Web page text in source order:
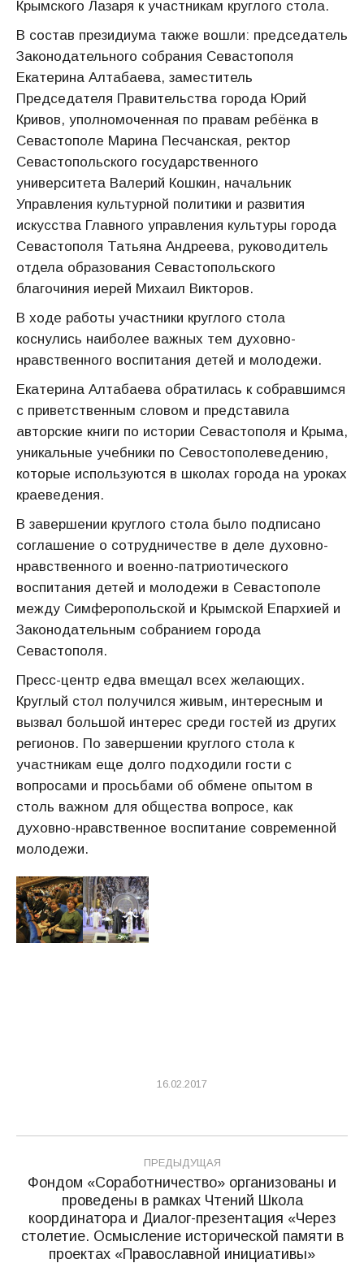
Крымского Лазаря к участникам круглого стола.
В состав президиума также вошли: председатель
Законодательного собрания Севастополя
Екатерина Алтабаева, заместитель
Председателя Правительства города Юрий
Кривов, уполномоченная по правам ребёнка в
Севастополе Марина Песчанская, ректор
Севастопольского государственного
университета Валерий Кошкин, начальник
Управления культурной политики и развития
искусства Главного управления культуры города
Севастополя Татьяна Андреева, руководитель
отдела образования Севастопольского
благочиния иерей Михаил Викторов.
В ходе работы участники круглого стола
коснулись наиболее важных тем духовно-
нравственного воспитания детей и молодежи.
Екатерина Алтабаева обратилась к собравшимся
с приветственным словом и представила
авторские книги по истории Севастополя и Крыма,
уникальные учебники по Севостополеведению,
которые используются в школах города на уроках
краеведения.
В завершении круглого стола было подписано
соглашение о сотрудничестве в деле духовно-
нравственного и военно-патриотического
воспитания детей и молодежи в Севастополе
между Симферопольской и Крымской Епархией и
Законодательным собранием города
Севастополя.
Пресс-центр едва вмещал всех желающих.
Круглый стол получился живым, интересным и
вызвал большой интерес среди гостей из других
регионов. По завершении круглого стола к
участникам еще долго подходили гости с
вопросами и просьбами об обмене опытом в
столь важном для общества вопросе, как
духовно-нравственное воспитание современной
молодежи.
16.02.2017
Навигация
по
записям
ПРЕДЫДУЩАЯ
Предыдущая
запись:
Фондом «Соработничество» организованы и
проведены в рамках Чтений Школа
координатора и Диалог-презентация «Через
столетие. Осмысление исторической памяти в
проектах «Православной инициативы»